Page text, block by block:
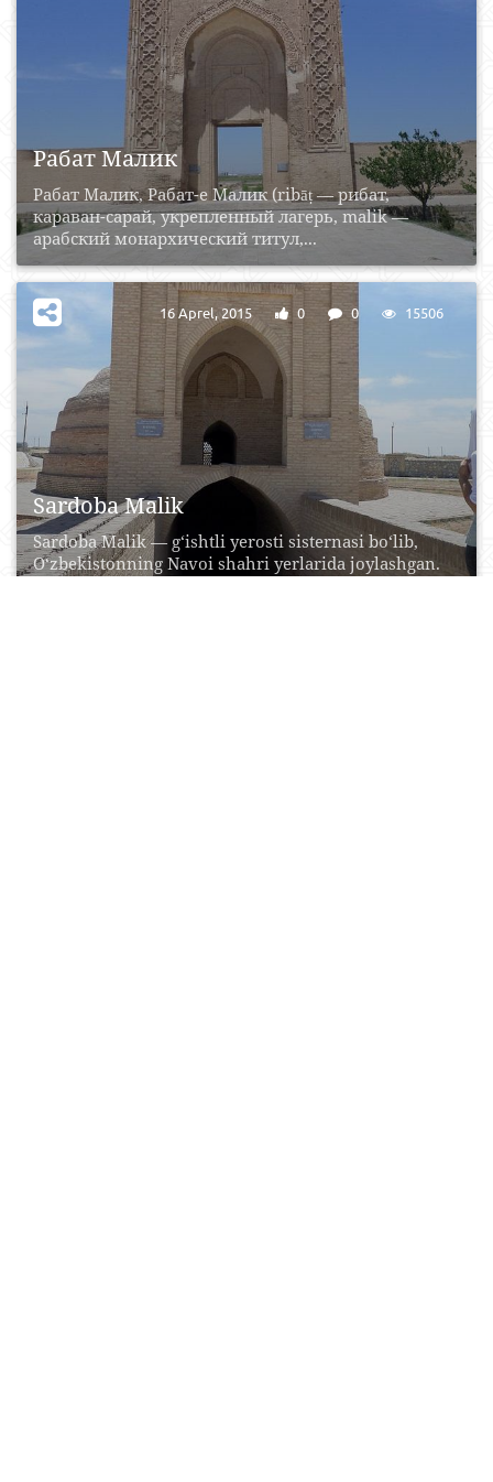
Рабат Малик
Рабат Малик, Рабат-е Малик (ribāṭ — рибат,
караван-сарай, укрепленный лагерь, malik —
арабский монархический титул,...
Sardoba Malik
Sardoba Malik — g‘ishtli yerosti sisternasi bo‘lib,
O‘zbekistonning Navoi shahri yerlarida joylashgan.
16 Aprel, 2015 0 0 15506